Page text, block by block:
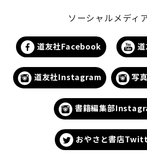
ソーシャルメディ
道友社Facebook
道友社Instagram 写
書籍編集部
おやさと書店